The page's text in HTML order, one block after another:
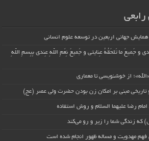
جهانی اربعین در توسعه علوم انسانی
و جَمیعَ ما تَلحَقُهُ عِنایتی و جَمیعَ نِعَمِ اللّهِ عِندی بِبِسمِ اللّهِ
از خوشنویسی تا معماری
تاریخی مبنی بر امکان زن بودن حضرت ولی عصر (عج)
رضا علیهما السلام و روش استفاده
زندگی شما را زیر و رو می‌کند
فهم مهدویت و مساله ظهور انجام شده است